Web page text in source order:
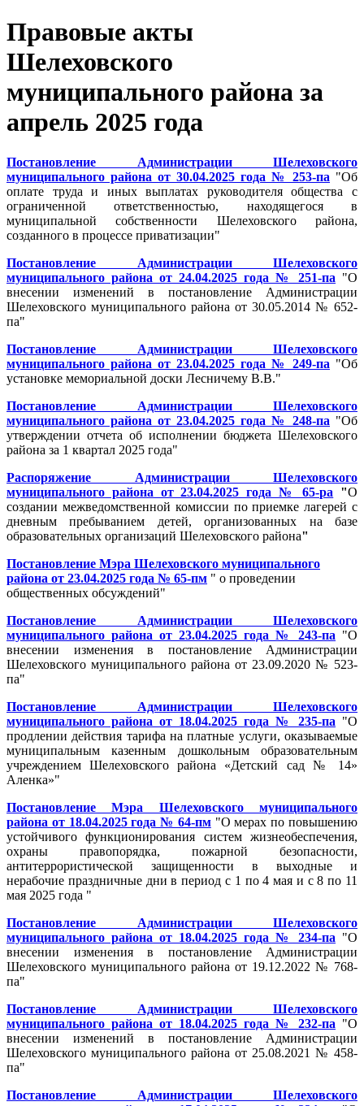
Правовые акты
Шелеховского
муниципального района за
апрель 2025 года
Постановление Администрации Шелеховского
муниципального района от 30.04.2025 года № 253-па "Об
оплате труда и иных выплатах руководителя общества с
ограниченной ответственностью, находящегося в
муниципальной собственности Шелеховского района,
созданного в процессе приватизации"
Постановление Администрации Шелеховского
муниципального района от 24.04.2025 года № 251-па "О
внесении изменений в постановление Администрации
Шелеховского муниципального района от 30.05.2014 № 652-
па"
Постановление Администрации Шелеховского
муниципального района от 23.04.2025 года № 249-па "Об
установке мемориальной доски Лесничему В.В."
Постановление Администрации Шелеховского
муниципального района от 23.04.2025 года № 248-па "Об
утверждении отчета об исполнении бюджета Шелеховского
района за 1 квартал 2025 года"
Распоряжение Администрации Шелеховского
муниципального района от 23.04.2025 года № 65-ра "О
создании межведомственной комиссии по приемке лагерей с
дневным пребыванием детей, организованных на базе
образовательных организаций Шелеховского района"
Постановление Мэра Шелеховского муниципального
района от 23.04.2025 года № 65-пм " о проведении
общественных обсуждений"
Постановление Администрации Шелеховского
муниципального района от 23.04.2025 года № 243-па "О
внесении изменения в постановление Администрации
Шелеховского муниципального района от 23.09.2020 № 523-
па"
Постановление Администрации Шелеховского
муниципального района от 18.04.2025 года № 235-па "О
продлении действия тарифа на платные услуги, оказываемые
муниципальным казенным дошкольным образовательным
учреждением Шелеховского района «Детский сад № 14»
Аленка»"
Постановление Мэра Шелеховского муниципального
района от 18.04.2025 года № 64-пм"О мерах по повышению
устойчивого функционирования систем жизнеобеспечения,
охраны правопорядка, пожарной безопасности,
антитеррористической защищенности в выходные и
нерабочие праздничные дни в период с 1 по 4 мая и с 8 по 11
мая 2025 года "
Постановление Администрации Шелеховского
муниципального района от 18.04.2025 года № 234-па "О
внесении изменения в постановление Администрации
Шелеховского муниципального района от 19.12.2022 № 768-
па"
Постановление Администрации Шелеховского
муниципального района от 18.04.2025 года № 232-па "О
внесении изменений в постановление Администрации
Шелеховского муниципального района от 25.08.2021 № 458-
па"
Постановление Администрации Шелеховского